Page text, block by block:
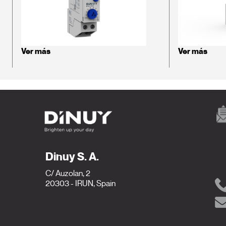
Ver más Ver más
Dinuy S. A.
C/ Auzolan, 2
20303 - IRUN, Spain